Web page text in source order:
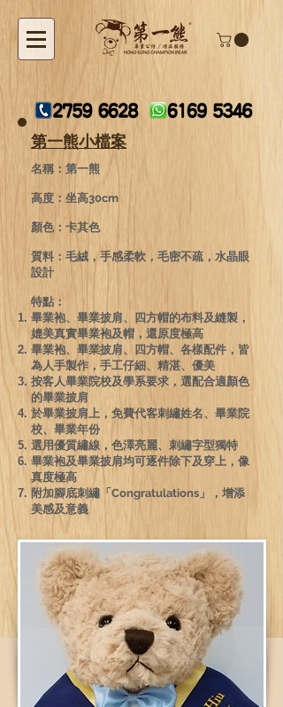
第一熊小檔案
名稱：第一熊
高度：坐高30cm
顏色：卡其色
質料：毛絨，手感柔軟，毛密不疏，水晶眼
設計
特點：
畢業袍、畢業披肩、四方帽的布料及縫製，
媲美真實畢業袍及帽，還原度極高
畢業袍、畢業披肩、四方帽、各樣配件，皆
為人手製作，手工仔細、精湛、優美
按客人畢業院校及學系要求，選配合適顏色
的畢業披肩
於畢業披肩上，免費代客刺繡姓名、畢業院
校、畢業年份
選用優質繡線，色澤亮麗、刺繡字型獨特
畢業袍及畢業披肩均可逐件除下及穿上，像
真度極高
附加腳底刺繡「Congratulations」，增添
美感及意義